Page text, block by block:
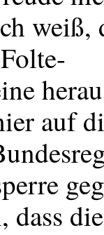
weiß,
auf
dass